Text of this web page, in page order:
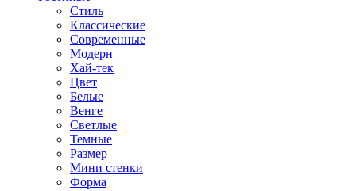
Стиль
Классические
Современные
Модерн
Хай-тек
Цвет
Белые
Венге
Светлые
Темные
Размер
Мини стенки
Форма